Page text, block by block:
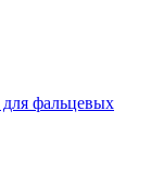
фальцевых